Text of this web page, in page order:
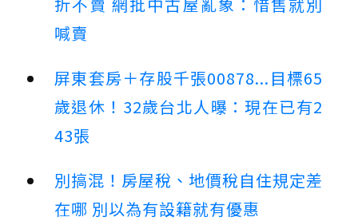
喊賣
屏東套房＋存股千張00878...目標65
歲退休！32歲台北人曝：現在已有2
43張
別搞混！房屋稅、地價稅自住規定差
在哪 別以為有設籍就有優惠